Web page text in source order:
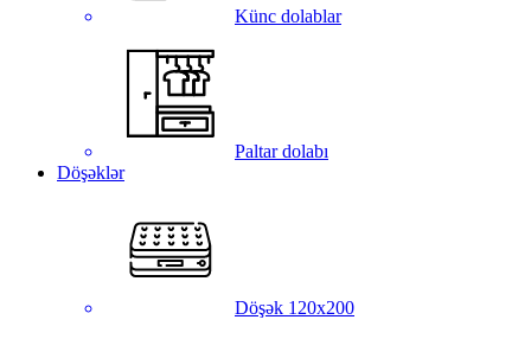
Künc dolablar
Paltar dolabı
Döşəklər
Döşək 120x200